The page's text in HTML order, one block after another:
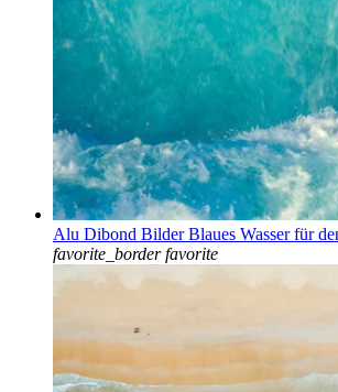
Alu Dibond Bilder Blaues Wasser für
favorite_border favorite